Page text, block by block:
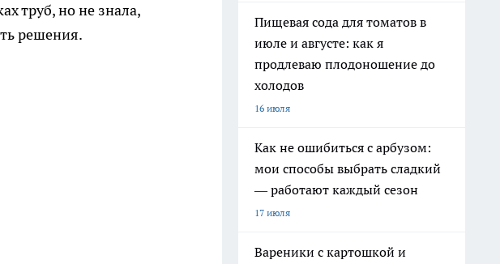
труб, но не знала,
решения.
Пищевая сода для томатов в
июле и августе: как я
продлеваю плодоношение до
холодов
16 июля
Как не ошибиться с арбузом:
мои способы выбрать сладкий
— работают каждый сезон
17 июля
Вареники с картошкой и